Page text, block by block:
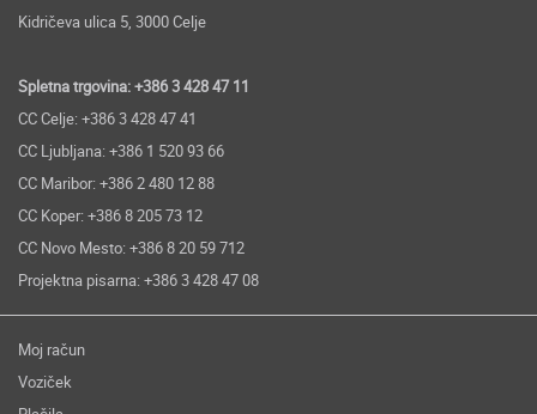
Kidričeva ulica 5, 3000 Celje
Spletna trgovina: +386 3 428 47 11
CC Celje: +386 3 428 47 41
CC Ljubljana: +386 1 520 93 66
CC Maribor: +386 2 480 12 88
CC Koper: +386 8 205 73 12
CC Novo Mesto: +386 8 20 59 712
Projektna pisarna: +386 3 428 47 08
Moj račun
Voziček